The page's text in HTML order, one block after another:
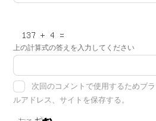
上の計算式の答えを入力してください
次回のコメントで使用するためブ
ルアドレス、サイトを保存する。